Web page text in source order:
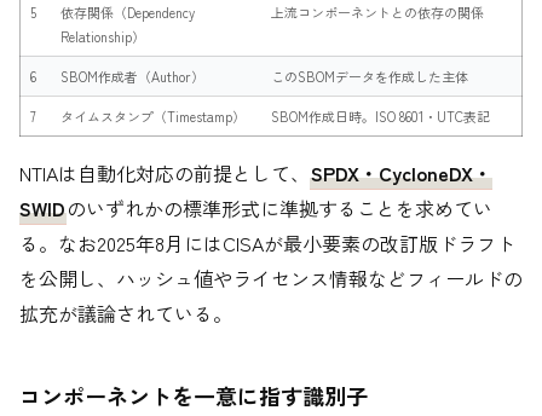
5
依存関係（Dependency
Relationship）
上流コンポーネントとの依存の関係
6 SBOM作成者（Author） このSBOMデータを作成した主体
7 タイムスタンプ（Timestamp） SBOM作成日時。ISO 8601・UTC表記
NTIAは自動化対応の前提として、 SPDX・CycloneDX・
SWIDのいずれかの標準形式に準拠することを求めてい
る。なお2025年8月にはCISAが最小要素の改訂版ドラフト
を公開し、ハッシュ値やライセンス情報などフィールドの
拡充が議論されている。
コンポーネントを一意に指す識別子